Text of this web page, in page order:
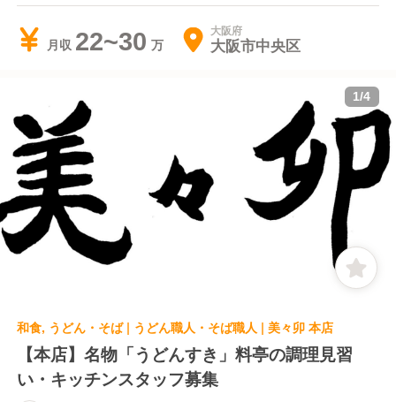
月収 22~30 大阪府
大阪市中央区
1/4
和食, うどん・そば | うどん職人・そば職人 | 美々卯 本店
【本店】名物「うどんすき」料亭の調理見習
い・キッチンスタッフ募集